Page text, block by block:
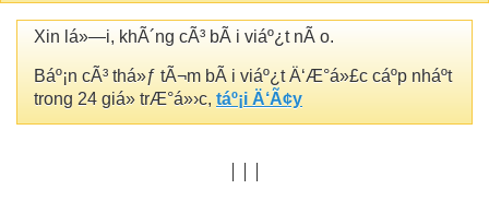
Xin lá»—i, khÃ´ng cÃ³ bÃ i viáº¿t nÃ o.
Báº¡n cÃ³ thá»ƒ tÃ¬m bÃ i viáº¿t Ä‘Æ°á»£c cáº­p nháº­t
trong 24 giá» trÆ°á»›c, táº¡i Ä‘Ã¢y